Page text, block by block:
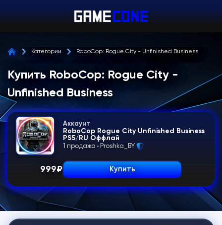
Категории RoboCop: Rogue City - Unfinished Business
Купить RoboCop: Rogue City -
Unfinished Business
Аккаунт
RoboCop Rogue City Unfinished Business
PS5/RU Оффлай
1 продажа Proshka_BY
999₽ Купить